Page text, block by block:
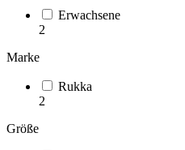
Erwachsene
2
Marke
Rukka
2
Größe